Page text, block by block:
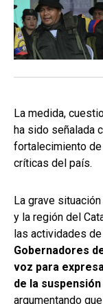
La medida,
ha sido señalada
fortalecimiento
críticas del país.
La grave
y la región del
las actividades
Gobernadores
voz para
de la
argumentando